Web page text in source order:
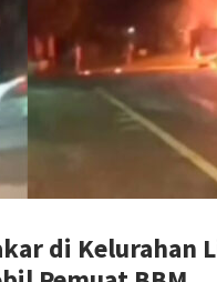
di Kelurahan